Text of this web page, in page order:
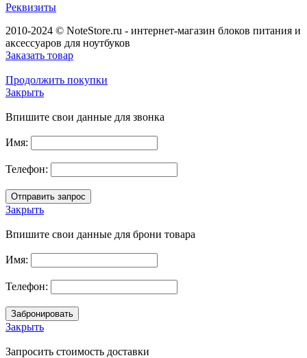
Реквизиты
2010-2024 © NoteStore.ru - интернет-магазин блоков питания и
аксессуаров для ноутбуков
Заказать товар
Продолжить покупки
Закрыть
Впишите свои данные для звонка
Имя:
Телефон:
Закрыть
Впишите свои данные для брони товара
Имя:
Телефон:
Закрыть
Запросить стоимость доставки